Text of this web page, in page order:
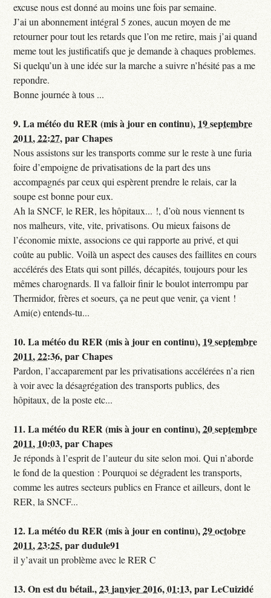
excuse nous est donné au moins une fois par semaine.
J’ai un abonnement intégral 5 zones, aucun moyen de me
retourner pour tout les retards que l’on me retire, mais j’ai quand
meme tout les justificatifs que je demande à chaques problemes.
Si quelqu’un à une idée sur la marche a suivre n’hésité pas a me
repondre.
Bonne journée à tous ...
9.La météo du RER (mis à jour en continu), 19 septembre
2011, 22:27,parChapes
Nous assistons sur les transports comme sur le reste à une furia
foire d’empoigne de privatisations de la part des uns
accompagnés par ceux qui espèrent prendre le relais, car la
soupe est bonne pour eux.
Ah la SNCF, le RER, les hôpitaux... !, d’où nous viennent ts
nos malheurs, vite, vite, privatisons. Ou mieux faisons de
l’économie mixte, associons ce qui rapporte au privé, et qui
coûte au public. Voilà un aspect des causes des faillites en cours
accélérés des Etats qui sont pillés, décapités, toujours pour les
mêmes charognards. Il va falloir finir le boulot interrompu par
Thermidor, frères et soeurs, ça ne peut que venir, ça vient !
Ami(e) entends-tu...
10.La météo du RER (mis à jour en continu), 19 septembre
2011, 22:36,parChapes
Pardon, l’accaparement par les privatisations accélérées n’a rien
à voir avec la désagrégation des transports publics, des
hôpitaux, de la poste etc...
11.La météo du RER (mis à jour en continu),20 septembre
2011, 10:03,parChapes
Je réponds à l’esprit de l’auteur du site selon moi. Qui n’aborde
le fond de la question : Pourquoi se dégradent les transports,
comme les autres secteurs publics en France et ailleurs, dont le
RER, la SNCF...
12.La météo du RER (mis à jour en continu),29 octobre
2011, 23:25,pardudule91
il y’avait un problème avec le RER C
13.On est du bétail.,23 janvier 2016, 01:13,parLeCuizidé